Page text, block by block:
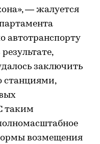
— жалуется
автотранспорту
заключить
станциями,
таким
возмещения